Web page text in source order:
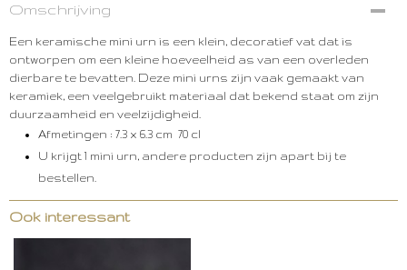
Omschrijving
Een keramische mini urn is een klein, decoratief vat dat is
ontworpen om een kleine hoeveelheid as van een overleden
dierbare te bevatten. Deze mini urns zijn vaak gemaakt van
keramiek, een veelgebruikt materiaal dat bekend staat om zijn
duurzaamheid en veelzijdigheid.
Afmetingen : 7.3 x 6.3 cm 70 cl
U krijgt 1 mini urn, andere producten zijn apart bij te
bestellen.
Ook interessant